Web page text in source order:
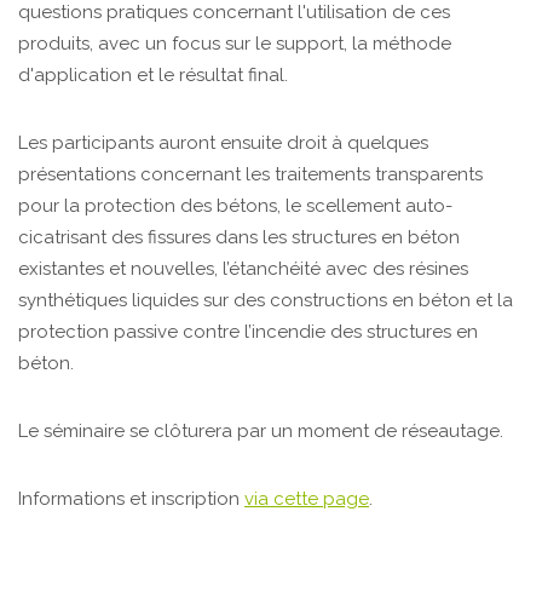
questions pratiques concernant l'utilisation de ces
produits, avec un focus sur le support, la méthode
d'application et le résultat final.
Les participants auront ensuite droit à quelques
présentations concernant les traitements transparents
pour la protection des bétons, le scellement auto-
cicatrisant des fissures dans les structures en béton
existantes et nouvelles, l’étanchéité avec des résines
synthétiques liquides sur des constructions en béton et la
protection passive contre l’incendie des structures en
béton.
Le séminaire se clôturera par un moment de réseautage.
Informations et inscription via cette page.